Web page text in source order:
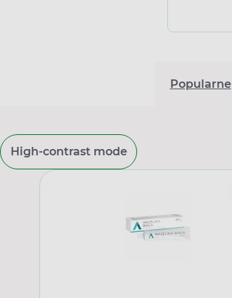
Popularne
High-contrast mode